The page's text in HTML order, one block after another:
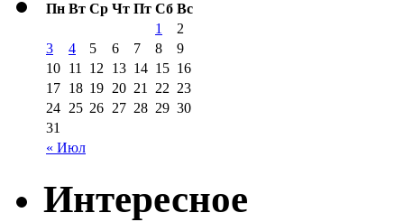
Пн Вт Ср Чт Пт Сб Вс
« Июл
1
2
3
4 5 6 7 8
9
10 11 12 13 14 15 16
17 18 19 20 21 22 23
24 25 26 27 28 29 30
31
Интересное